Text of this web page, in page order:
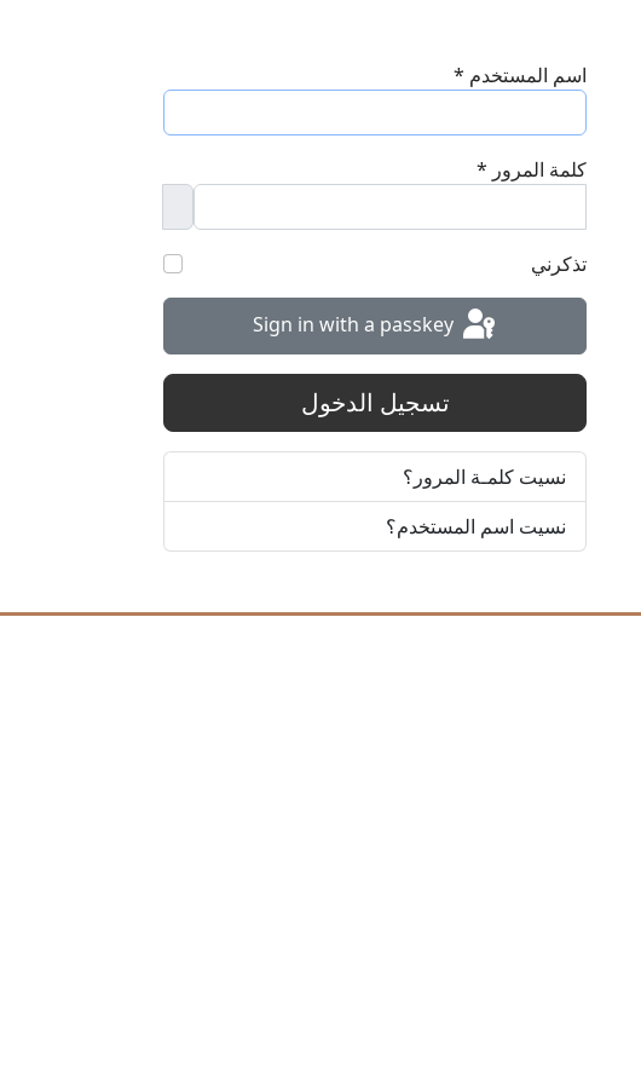
اسم المستخدم *
كلمة المرور *
تذكرني
تسجيل الدخول
نسيت كلمـة المرور؟
نسيت اسم المستخدم؟